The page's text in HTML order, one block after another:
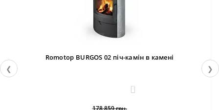
❮
Romotop BURGOS 02 піч-камін в камені
3
178 859 грн.
❯